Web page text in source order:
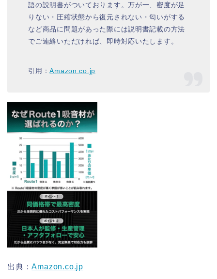
語の説明書がついております。万が一、密度が足
りない・圧縮状態から復元されない・匂いがする
など商品に問題があった際には説明書記載の方法
でご連絡いただければ、即時対応いたします。
引用：Amazon.co.jp
出典：Amazon.co.jp